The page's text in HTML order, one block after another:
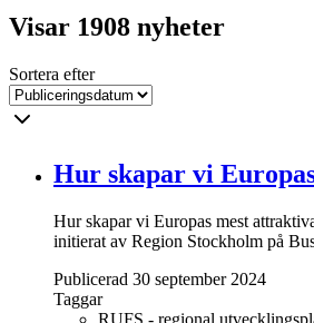
Visar 1908 nyheter
Sortera efter
Hur skapar vi
Hur skapar vi Europas mest
initierat av Region Stockholm på
Publicerad 30 september 2024
Taggar
RUFS - regional